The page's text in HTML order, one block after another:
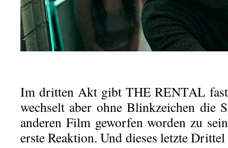
Im dritten Akt gibt THE RENTAL
wechselt aber ohne Blinkzeichen die
anderen Film geworfen worden zu
erste Reaktion. Und dieses letzte